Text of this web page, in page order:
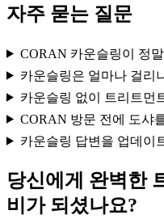
자주 묻는 질문
CORAN 카운슬링이 정
카운슬링은 얼마나 걸리
카운슬링 없이 트리트먼
CORAN 방문 전에 도샤
카운슬링 답변을 업데이
당신에게 완벽한
비가 되셨나요?